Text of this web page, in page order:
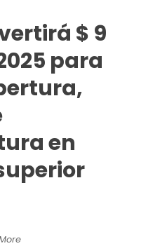
$ 9
para
en